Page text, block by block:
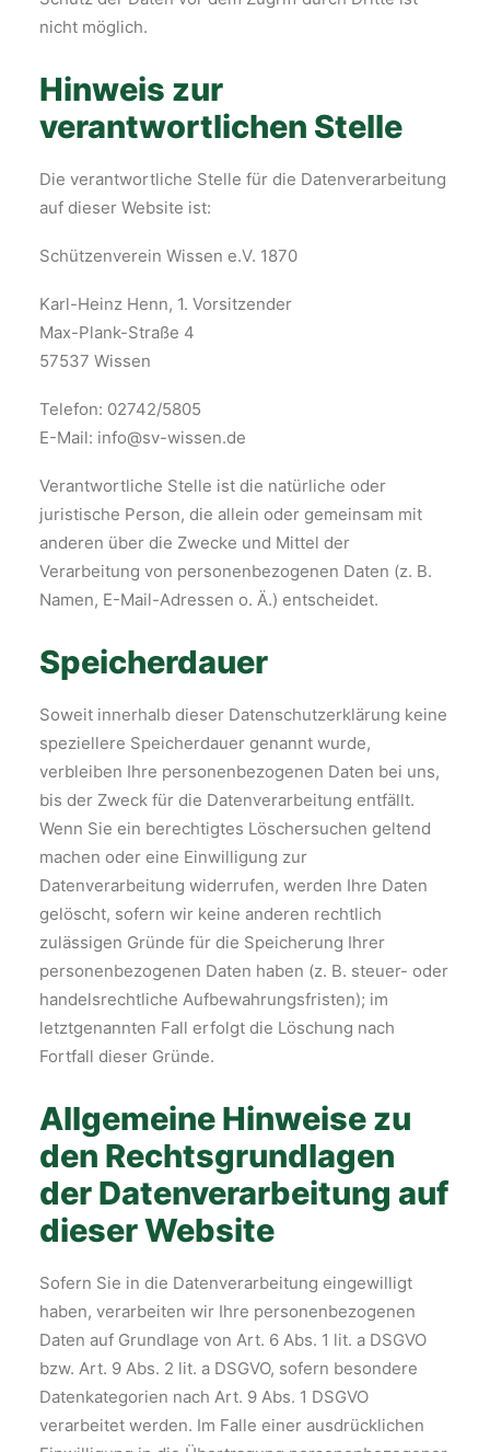
nicht möglich.
Hinweis zur
verantwortlichen Stelle
Die verantwortliche Stelle für die Datenverarbeitung
auf dieser Website ist:
Schützenverein Wissen e.V. 1870
Karl-Heinz Henn, 1. Vorsitzender
Max-Plank-Straße 4
57537 Wissen
Telefon: 02742/5805
E-Mail: info@sv-wissen.de
Verantwortliche Stelle ist die natürliche oder
juristische Person, die allein oder gemeinsam mit
anderen über die Zwecke und Mittel der
Verarbeitung von personenbezogenen Daten (z. B.
Namen, E-Mail-Adressen o. Ä.) entscheidet.
Speicherdauer
Soweit innerhalb dieser Datenschutzerklärung keine
speziellere Speicherdauer genannt wurde,
verbleiben Ihre personenbezogenen Daten bei uns,
bis der Zweck für die Datenverarbeitung entfällt.
Wenn Sie ein berechtigtes Löschersuchen geltend
machen oder eine Einwilligung zur
Datenverarbeitung widerrufen, werden Ihre Daten
gelöscht, sofern wir keine anderen rechtlich
zulässigen Gründe für die Speicherung Ihrer
personenbezogenen Daten haben (z. B. steuer- oder
handelsrechtliche Aufbewahrungsfristen); im
letztgenannten Fall erfolgt die Löschung nach
Fortfall dieser Gründe.
Allgemeine Hinweise zu
den Rechtsgrundlagen
der Datenverarbeitung auf
dieser Website
Sofern Sie in die Datenverarbeitung eingewilligt
haben, verarbeiten wir Ihre personenbezogenen
Daten auf Grundlage von Art. 6 Abs. 1 lit. a DSGVO
bzw. Art. 9 Abs. 2 lit. a DSGVO, sofern besondere
Datenkategorien nach Art. 9 Abs. 1 DSGVO
verarbeitet werden. Im Falle einer ausdrücklichen